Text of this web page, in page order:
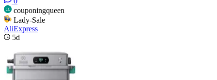
couponingqueen
Lady-Sale
AliExpress
5d